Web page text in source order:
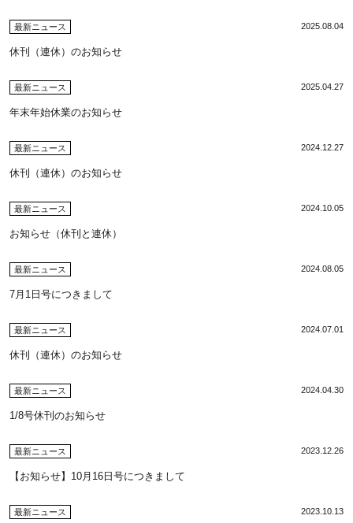
最新ニュース 2025.08.04
休刊（連休）のお知らせ
最新ニュース 2025.04.27
年末年始休業のお知らせ
最新ニュース 2024.12.27
休刊（連休）のお知らせ
最新ニュース 2024.10.05
お知らせ（休刊と連休）
最新ニュース 2024.08.05
7月1日号につきまして
最新ニュース 2024.07.01
休刊（連休）のお知らせ
最新ニュース 2024.04.30
1/8号休刊のお知らせ
最新ニュース 2023.12.26
【お知らせ】10月16日号につきまして
最新ニュース 2023.10.13